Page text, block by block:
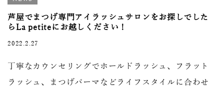
芦屋でまつげ専門アイラッシュサロンをお探しでした
らLa petiteにお越しください！
2022.2.27
丁寧なカウンセリングでホールドラッシュ、フラット
ラッシュ、まつげパーマなどライフスタイルに合わせ